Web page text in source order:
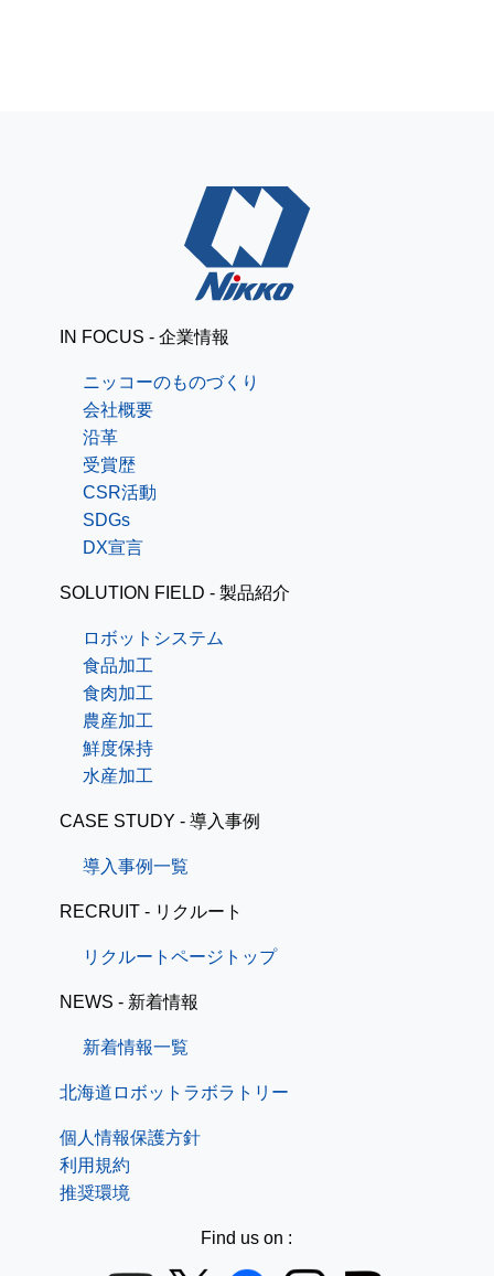
IN FOCUS - 企業情報
ニッコーのものづくり
会社概要
沿革
受賞歴
CSR活動
SDGs
DX宣言
SOLUTION FIELD - 製品紹介
ロボットシステム
食品加工
食肉加工
農産加工
鮮度保持
水産加工
CASE STUDY - 導入事例
導入事例一覧
RECRUIT - リクルート
リクルートページトップ
NEWS - 新着情報
新着情報一覧
北海道ロボットラボラトリー
個人情報保護方針
利用規約
推奨環境
Find us on :